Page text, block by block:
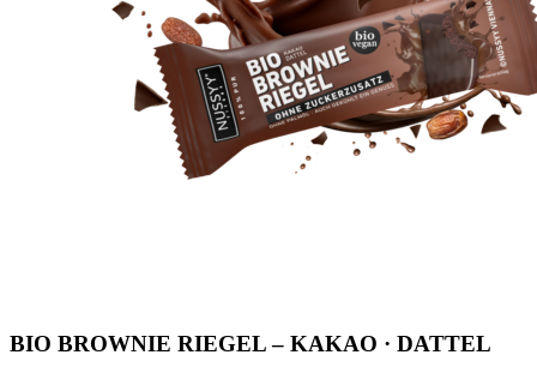
BIO BROWNIE RIEGEL – KAKAO · DATTEL